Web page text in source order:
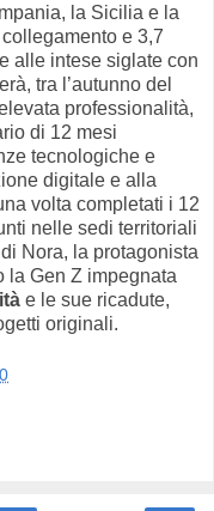
la Sicilia e la
e 3,7
alle intese siglate con
tra l’autunno del
professionalità,
di 12 mesi
tecnologiche e
digitale e alla
volta completati i 12
nelle sedi territoriali
Nora, la protagonista
la Gen Z impegnata
e le sue ricadute,
originali.